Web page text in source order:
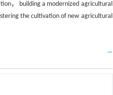
， building a modernized agricultural
the cultivation of new agricultural